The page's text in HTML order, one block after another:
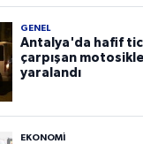
GENEL
Antalya'da hafif
çarpışan
yaralandı
EKONOMI